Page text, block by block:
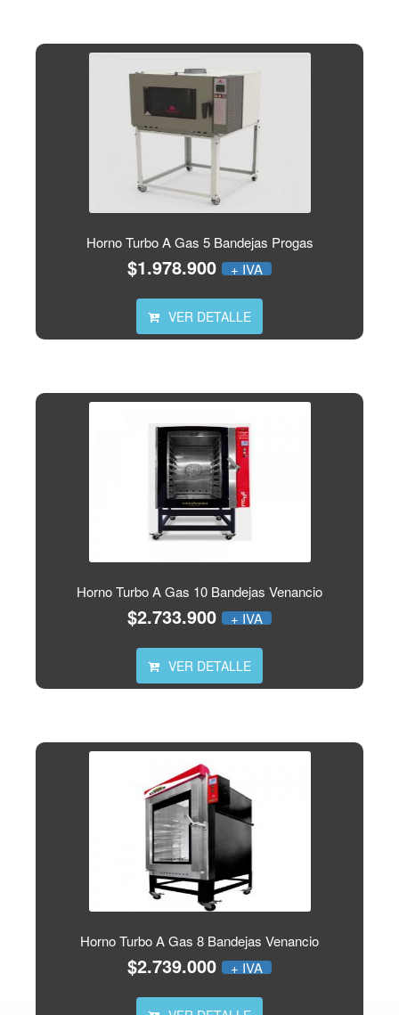
Horno Turbo A Gas 5 Bandejas Progas
$1.978.900 + IVA
VER DETALLE
Horno Turbo A Gas 10 Bandejas Venancio
$2.733.900 + IVA
VER DETALLE
Horno Turbo A Gas 8 Bandejas Venancio
$2.739.000 + IVA